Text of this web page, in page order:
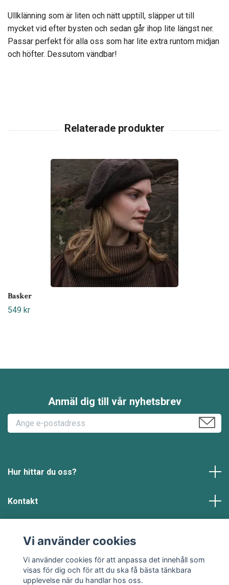
Ullklänning som är liten och nätt upptill, släpper ut till
mycket vid efter bysten och sedan går ihop lite längst ner.
Passar perfekt för alla oss som har lite extra runtom midjan
och höfter. Dessutom vändbar!
Basker
549 kr
Anmäl dig till vår nyhetsbrev
Hur hittar du oss?
Kontakt
Sociala medier
Vi använder cookies
Vi använder cookies för att anpassa det innehåll som
visas för dig och för att du ska få bästa tänkbara
upplevelse när du handlar hos oss.